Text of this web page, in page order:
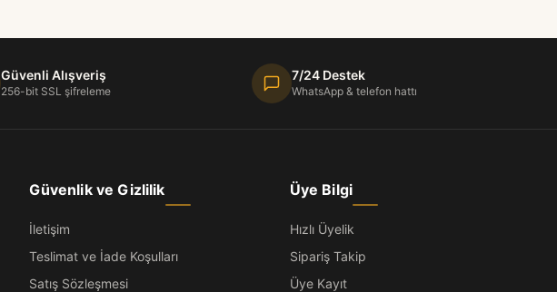
Güvenli Alışveriş
256-bit SSL şifreleme
7/24 Destek
WhatsApp & telefon hattı
Güvenlik ve Gizlilik
İletişim
Teslimat ve İade Koşulları
Satış Sözleşmesi
Üye Bilgi
Hızlı Üyelik
Sipariş Takip
Üye Kayıt